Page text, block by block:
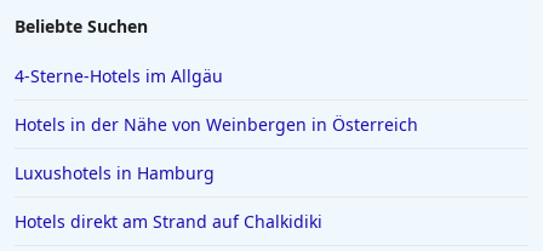
Hotels in Lazise
Hotels in Den Haag
Hotels in Amalfi
Beliebte Suchen
4-Sterne-Hotels im Allgäu
Hotels in der Nähe von Weinbergen in Österreich
Luxushotels in Hamburg
Hotels direkt am Strand auf Chalkidiki